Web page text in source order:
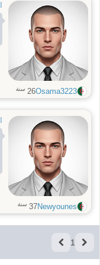
Osama3223
26 سنة
Newyounes
37 سنة
1